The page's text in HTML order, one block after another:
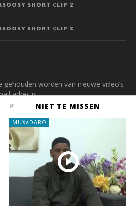
SHORT CLIP 2
SHORT CLIP 3
worden van nieuwe video’s
adres is.
NIET TE MISSEN
MUXADARO